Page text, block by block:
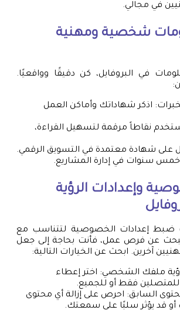
في مجالي.
شخصية ومهنية
في البروفايل، كن دقيقًا وواقعيًا.
اذكر شهاداتك وأماكن العمل
استخدم نقاطاً مرقمة لتسهيل القراءة،
على شهادة معتمدة في التسويق الرقمي.
خمس سنوات في إدارة المشاريع.
وإعدادات الرؤية
ضبط إعدادات الخصوصية لتتناسب مع
عن فرص عمل، فأنت بحاجة إلى جعل
آخرين. ابحث عن الخيارات التالية:
ملفك الشخصي: اختر إعطاء
للمتصلين فقط أو للجميع.
السابق: احرص على إزالة أي محتوى
قد يؤثر سلبًا على سمعتك.